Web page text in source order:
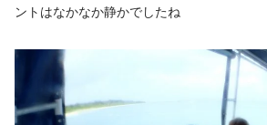
ントはなかなか静かでしたね